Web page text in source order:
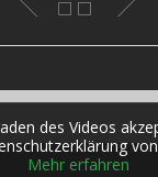
des Videos
Mehr erfahren